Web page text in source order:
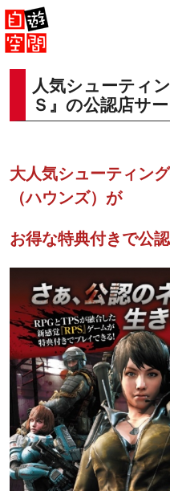
Skip
to
content
人気シューティ
Ｓ』の公認店サ
大人気シューティン
（ハウンズ）が
お得な特典付きで公
English 中文（